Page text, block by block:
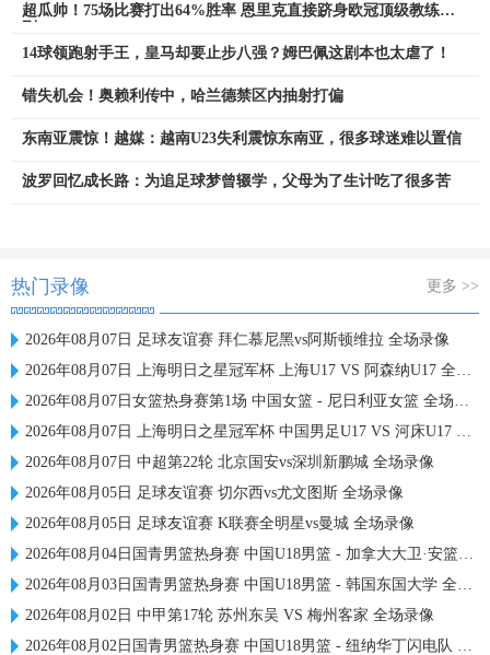
超瓜帅！75场比赛打出64%胜率 恩里克直接跻身欧冠顶级教练行
14球领跑射手王，皇马却要止步八强？姆巴佩这剧本也太虐了！
错失机会！奥赖利传中，哈兰德禁区内抽射打偏
东南亚震惊！越媒：越南U23失利震惊东南亚，很多球迷难以置信
波罗回忆成长路：为追足球梦曾辍学，父母为了生计吃了很多苦
热门录像 更多 >>
2026年08月07日 足球友谊赛 拜仁慕尼黑vs阿斯顿维拉 全场录像
2026年08月07日 上海明日之星冠军杯 上海U17 VS 阿森纳U17 全场录像
2026年08月07日女篮热身赛第1场 中国女篮 - 尼日利亚女篮 全场录像
2026年08月07日 上海明日之星冠军杯 中国男足U17 VS 河床U17 全场录像
2026年08月07日 中超第22轮 北京国安vs深圳新鹏城 全场录像
2026年08月05日 足球友谊赛 切尔西vs尤文图斯 全场录像
2026年08月05日 足球友谊赛 K联赛全明星vs曼城 全场录像
2026年08月04日国青男篮热身赛 中国U18男篮 - 加拿大大卫·安篮球学院 全场录像
2026年08月03日国青男篮热身赛 中国U18男篮 - 韩国东国大学 全场录像
2026年08月02日 中甲第17轮 苏州东吴 VS 梅州客家 全场录像
2026年08月02日国青男篮热身赛 中国U18男篮 - 纽纳华丁闪电队 全场录像